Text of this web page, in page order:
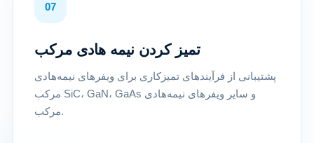
07
تمیز کردن نیمه هادی مرکب
پشتیبانی از فرآیندهای تمیزکاری برای ویفرهای نیمه‌هادی
مرکب SiC، GaN، GaAs و سایر ویفرهای نیمه‌هادی
مرکب.